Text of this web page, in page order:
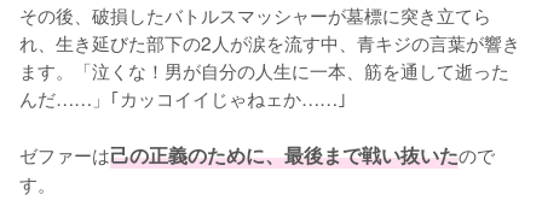
その後、破損したバトルスマッシャーが墓標に突き立てら
れ、生き延びた部下の2人が涙を流す中、青キジの言葉が響き
ます。「泣くな！男が自分の人生に一本、筋を通して逝った
んだ……」｢カッコイイじゃねェか……｣
ゼファーは己の正義のために、最後まで戦い抜いたので
す。